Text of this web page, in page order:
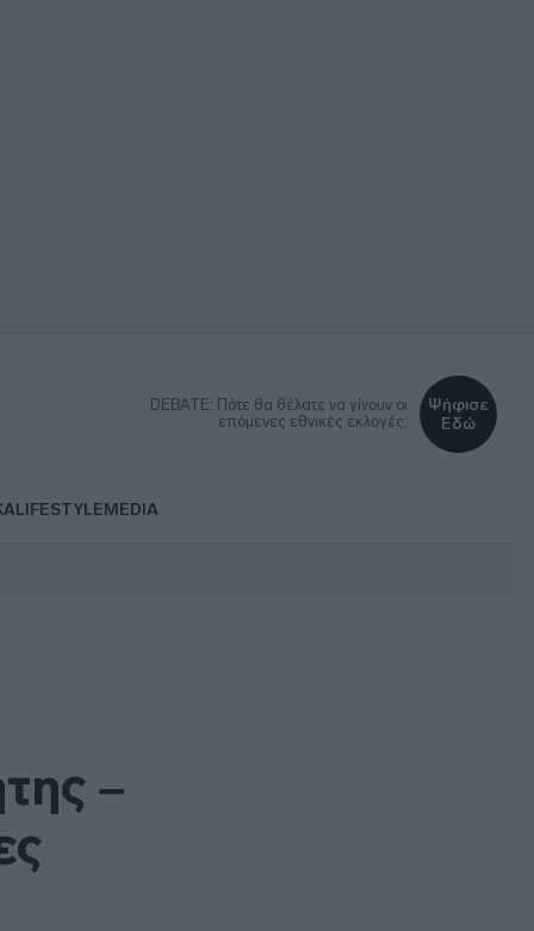
DEBATE: Πότε θα θέλατε να γίνουν οι
επόμενες εθνικές εκλογές;
Ψήφισε
Εδώ
LIFESTYLEMEDIA
–